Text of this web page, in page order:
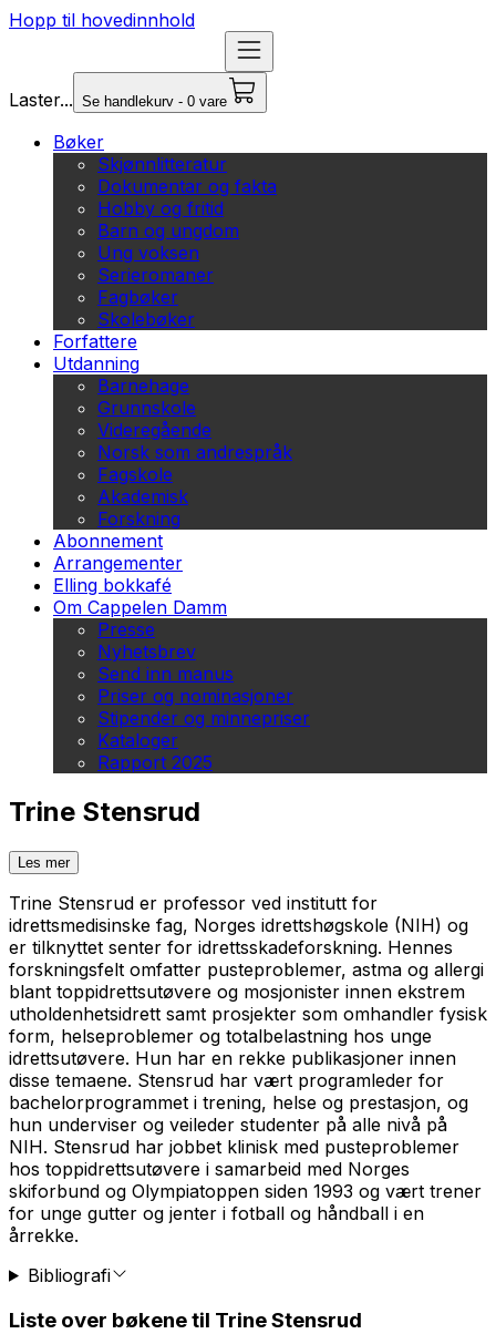
Hopp til hovedinnhold
Laster... Se handlekurv - 0 vare
Bøker
Skjønnlitteratur
Dokumentar og fakta
Hobby og fritid
Barn og ungdom
Ung voksen
Serieromaner
Fagbøker
Skolebøker
Forfattere
Utdanning
Barnehage
Grunnskole
Videregående
Norsk som andrespråk
Fagskole
Akademisk
Forskning
Abonnement
Arrangementer
Elling bokkafé
Om Cappelen Damm
Presse
Nyhetsbrev
Send inn manus
Priser og nominasjoner
Stipender og minnepriser
Kataloger
Rapport 2025
Trine Stensrud
Les mer
Trine Stensrud er professor ved institutt for
idrettsmedisinske fag, Norges idrettshøgskole (NIH) og
er tilknyttet senter for idrettsskadeforskning. Hennes
forskningsfelt omfatter pusteproblemer, astma og allergi
blant toppidrettsutøvere og mosjonister innen ekstrem
utholdenhetsidrett samt prosjekter som omhandler fysisk
form, helseproblemer og totalbelastning hos unge
idrettsutøvere. Hun har en rekke publikasjoner innen
disse temaene. Stensrud har vært programleder for
bachelorprogrammet i trening, helse og prestasjon, og
hun underviser og veileder studenter på alle nivå på
NIH. Stensrud har jobbet klinisk med pusteproblemer
hos toppidrettsutøvere i samarbeid med Norges
skiforbund og Olympiatoppen siden 1993 og vært trener
for unge gutter og jenter i fotball og håndball i en
årrekke.
Bibliografi
Liste over bøkene til Trine Stensrud